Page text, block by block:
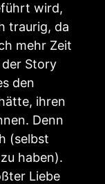
wird,
traurig, da
mehr Zeit
Story
den
ihren
Denn
(selbst
haben).
Liebe